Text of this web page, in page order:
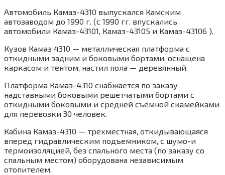
Автомобиль Камаз-4310 выпускался Камским
автозаводом до 1990 г. (с 1990 гг. впускались
автомобили Камаз-43101, Камаз-43105 и Камаз-43106 ).
Кузов Камаз 4310 — металлическая платформа с
откидными задним и боковыми бортами, оснащена
каркасом и тентом, настил пола — деревянный.
Платформа Камаз-4310 снабжается по заказу
надставными боковыми решетчатыми бортами с
откидными боковыми и средней съемной скамейками
для перевозки 30 человек.
Кабина Камаз-4310 — трехместная, откидывающаяся
вперед гидравлическим подъемником, с шумо-и
термоизоляцией, без спального места (по заказу со
спальным местом) оборудована независимым
отопителем.